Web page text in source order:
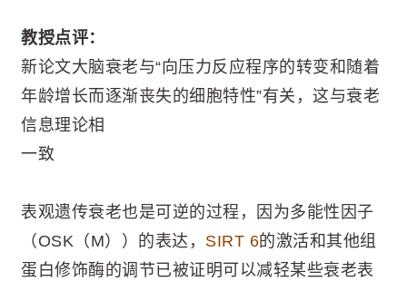
教授点评：
新论文大脑衰老与“向压力反应程序的转变和随着
年龄增长而逐渐丧失的细胞特性”有关，这与衰老
信息理论相
一致
表观遗传衰老也是可逆的过程，因为多能性因子
（OSK（M））的表达， SIRT 6的激活和其他组
蛋白修饰酶的调节已被证明可以减轻某些衰老表